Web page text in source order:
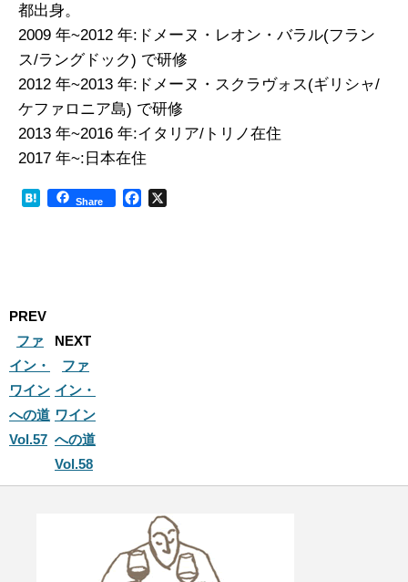
都出身。
2009 年~2012 年:ドメーヌ・レオン・バラル(フラン
ス/ラングドック) で研修
2012 年~2013 年:ドメーヌ・スクラヴォス(ギリシャ/
ケファロニア島) で研修
2013 年~2016 年:イタリア/トリノ在住
2017 年~:日本在住
Share
PREV
ファ
イン・
ワイン
への道
Vol.57
NEXT
ファ
イン・
ワイン
への道
Vol.58